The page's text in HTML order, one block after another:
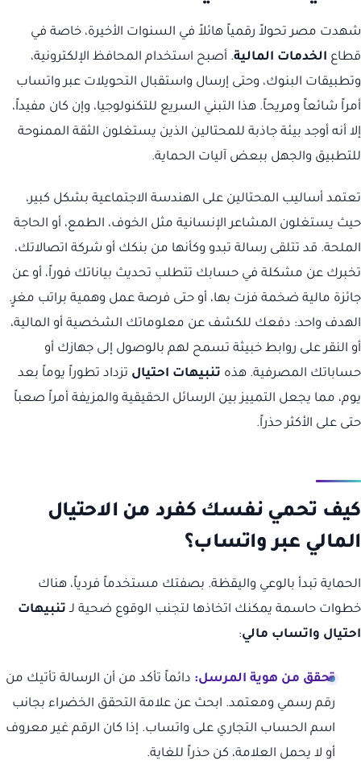
شهدت مصر تحولاً رقمياً هائلاً في السنوات الأخيرة، خاصة في
قطاع الخدمات المالية. أصبح استخدام المحافظ الإلكترونية،
وتطبيقات البنوك، وحتى إرسال واستقبال التحويلات عبر واتساب
أمراً شائعاً ومريحاً. هذا التبني السريع للتكنولوجيا، وإن كان مفيداً،
إلا أنه أوجد بيئة جاذبة للمحتالين الذين يستغلون الثقة الممنوحة
للتطبيق والجهل ببعض آليات الحماية.
تعتمد أساليب المحتالين على الهندسة الاجتماعية بشكل كبير،
حيث يستغلون المشاعر الإنسانية مثل الخوف، الطمع، أو الحاجة
الملحة. قد تتلقى رسالة تبدو وكأنها من بنكك أو شركة اتصالاتك،
تخبرك عن مشكلة في حسابك تتطلب تحديث بياناتك فوراً، أو عن
جائزة مالية ضخمة فزت بها، أو حتى فرصة عمل وهمية براتب مغرٍ.
الهدف واحد: دفعك للكشف عن معلوماتك الشخصية أو المالية،
أو النقر على روابط خبيثة تسمح لهم بالوصول إلى جهازك أو
حساباتك المصرفية. هذه تنبيهات احتيال تزداد تطوراً يوماً بعد
يوم، مما يجعل التمييز بين الرسائل الحقيقية والمزيفة أمراً صعباً
حتى على الأكثر حذراً.
كيف تحمي نفسك كفرد من الاحتيال
المالي عبر واتساب؟
الحماية تبدأ بالوعي واليقظة. بصفتك مستخدماً فردياً، هناك
خطوات حاسمة يمكنك اتخاذها لتجنب الوقوع ضحية لـ تنبيهات
احتيال واتساب مالي:
تحقق من هوية المرسل: دائماً تأكد من أن الرسالة تأتيك من
رقم رسمي ومعتمد. ابحث عن علامة التحقق الخضراء بجانب
اسم الحساب التجاري على واتساب. إذا كان الرقم غير معروف
أو لا يحمل العلامة، كن حذراً للغاية.